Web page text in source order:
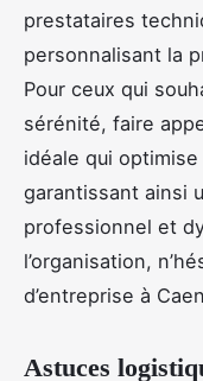
prestataires
personnalisant la
Pour ceux qui
sérénité, faire
idéale qui
garantissant ainsi
professionnel et
l’organisation,
d’entreprise à
Astuces